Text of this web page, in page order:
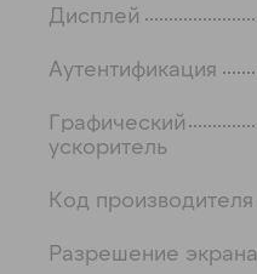
Дисплей
Аутентификация
Графический
ускоритель
Код производителя
Разрешение экрана